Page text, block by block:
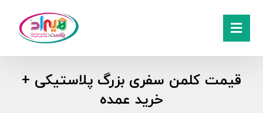
قیمت کلمن سفری بزرگ پلاستیکی +
خرید عمده